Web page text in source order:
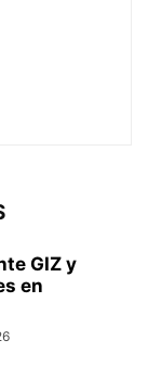
GIZ y
en